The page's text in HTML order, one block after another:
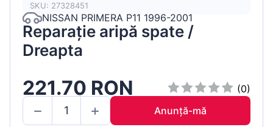
SKU: 27328451
NISSAN PRIMERA P11 1996-2001
Reparație aripă spate /
Dreapta
221.70 RON
(0)
Anunță-mă